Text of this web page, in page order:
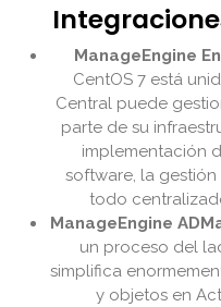
ManageEngine
CentOS 7 está
Central puede
parte de su
implementación
software, la
todo
ManageEngine
un proceso del
simplifica
y objetos en